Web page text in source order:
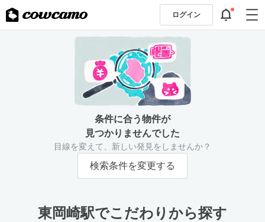
ログイン
条件に合う物件が
見つかりませんでした
目線を変えて、新しい発見をしませんか？
検索条件を変更する
東岡崎駅でこだわりから探す